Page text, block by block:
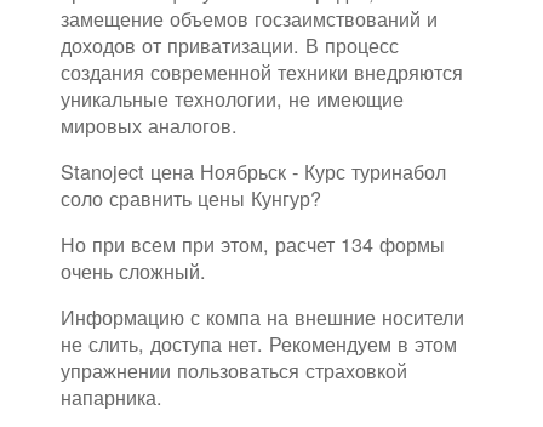
замещение объемов госзаимствований и
доходов от приватизации. В процесс
создания современной техники внедряются
уникальные технологии, не имеющие
мировых аналогов.
Stanoject цена Ноябрьск - Курс туринабол
соло сравнить цены Кунгур?
Но при всем при этом, расчет 134 формы
очень сложный.
Информацию с компа на внешние носители
не слить, доступа нет. Рекомендуем в этом
упражнении пользоваться страховкой
напарника.